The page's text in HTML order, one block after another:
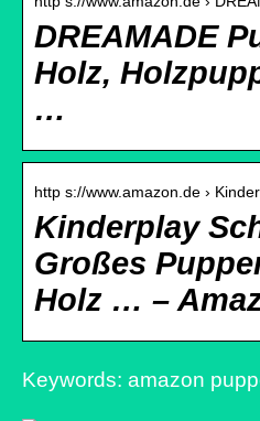
DREAMADE
Holz,
…
http s://www.amazon.de ›
Kinderplay
Großes
Holz … –
Keywords: amazon